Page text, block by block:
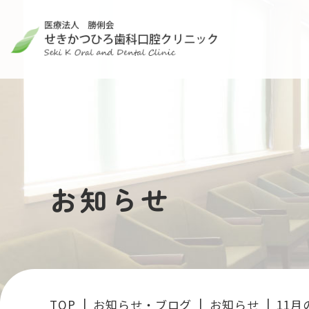
お知らせ
TOP お知らせ・ブログ お知らせ 11月